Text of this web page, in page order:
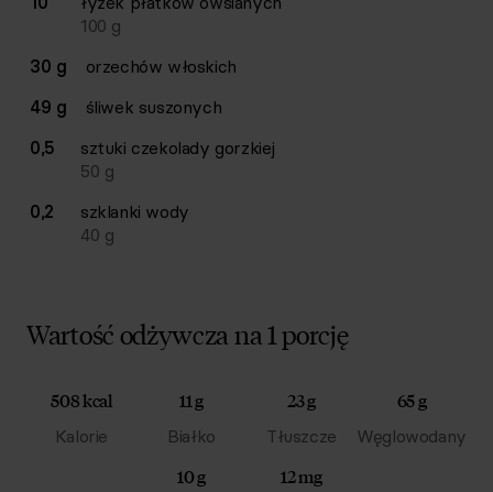
100 g
30 g
orzechów włoskich
49 g
śliwek suszonych
0,5
sztuki czekolady gorzkiej
50 g
0,2
szklanki wody
40 g
Wartość odżywcza na 1 porcję
508 kcal
Kalorie
11 g
Białko
23 g
Tłuszcze
65 g
Węglowodany
10 g 12 mg